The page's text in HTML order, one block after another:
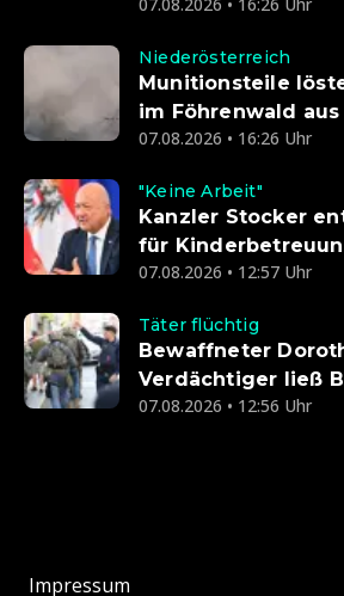
Niederösterreich
Munitionsteile
im Föhrenwald aus
07.08.2026 • 16:26 Uhr
"Keine Arbeit"
Kanzler Stocker
für
07.08.2026 • 12:57 Uhr
Täter flüchtig
Bewaffneter
Verdächtiger ließ
07.08.2026 • 12:56 Uhr
Impressum